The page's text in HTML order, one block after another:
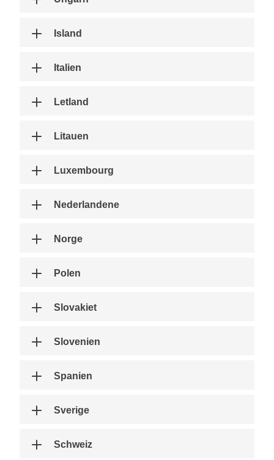
Island
Italien
Letland
Litauen
Luxembourg
Nederlandene
Norge
Polen
Slovakiet
Slovenien
Spanien
Sverige
Schweiz